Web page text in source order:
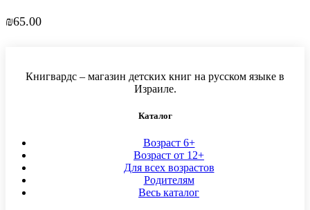
₪65.00
Книгвардс – магазин детских книг на русском языке в
Израиле.
Каталог
Возраст 6+
Возраст от 12+
Для всех возрастов
Родителям
Весь каталог